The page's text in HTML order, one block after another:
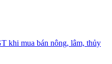
khi mua bán nông, lâm, thủy